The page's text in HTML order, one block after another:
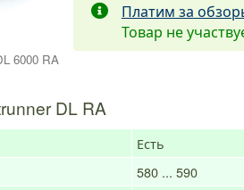
6000 RA
Платим за
Товар не
DL RA
Есть
580 ... 590